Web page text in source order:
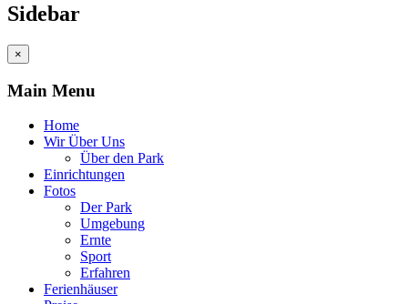
Sidebar
×
Main Menu
Home
Wir Über Uns
Über den Park
Einrichtungen
Fotos
Der Park
Umgebung
Ernte
Sport
Erfahren
Ferienhäuser